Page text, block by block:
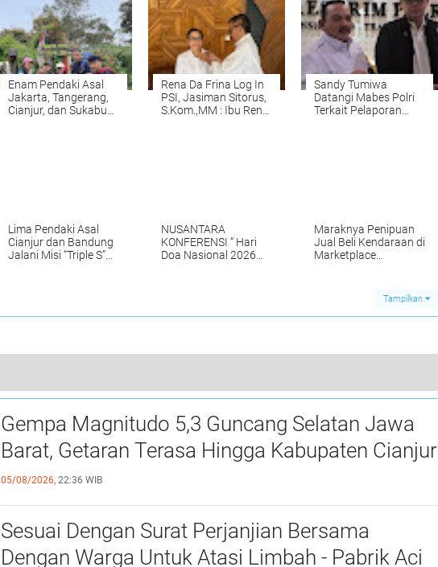
‎Enam Pendaki Asal
Jakarta, Tangerang,
Cianjur, dan Sukabumi
Rena Da Frina Log In
PSI, Jasiman Sitorus,
S.Kom.,MM : Ibu Rena
Sandy Tumiwa
Datangi Mabes Polri
Terkait Pelaporan
Lima Pendaki Asal
Cianjur dan Bandung
Jalani Misi “Triple S”
NUSANTARA
KONFERENSI “ Hari
Doa Nasional 2026
Penginjilan Terus
Bangsa Bangsa”
Maraknya Penipuan
Jual Beli Kendaraan di
Marketplace
AESENNEWS.COM
Menjadi Korban. Asep
"Saya Koordinasikam
Tampilkan
Terbentuknya Konsorsium Perguruan Tinggi Nusantara mendapat Dukungan para Profesor dan Dosen lintas Universitas
0
Gempa Magnitudo 5,3 Guncang Selatan Jawa
Barat, Getaran Terasa Hingga Kabupaten Cianjur
05/08/2026, 22:36 WIB
Sesuai Dengan Surat Perjanjian Bersama
Dengan Warga Untuk Atasi Limbah - Pabrik Aci